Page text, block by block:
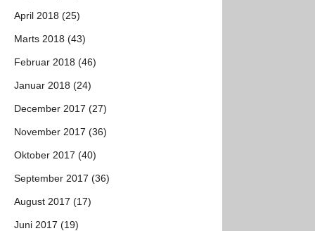
April 2018 (25)
Marts 2018 (43)
Februar 2018 (46)
Januar 2018 (24)
December 2017 (27)
November 2017 (36)
Oktober 2017 (40)
September 2017 (36)
August 2017 (17)
Juni 2017 (19)